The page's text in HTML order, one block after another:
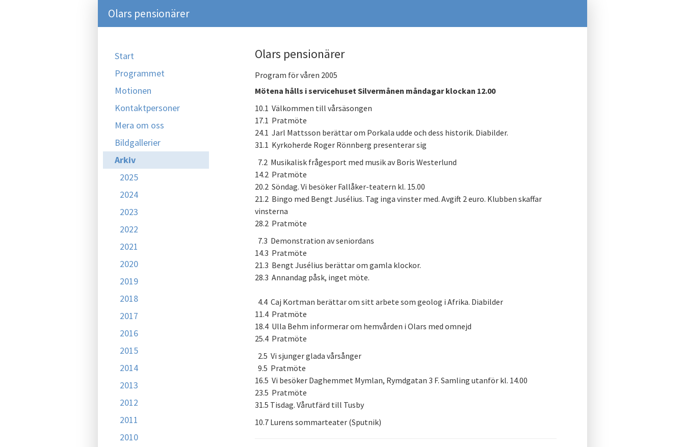
Olars pensionärer
Start
Programmet
Motionen
Kontaktpersoner
Mera om oss
Bildgallerier
Arkiv
2025
2024
2023
2022
2021
2020
2019
2018
2017
2016
2015
2014
2013
2012
2011
2010
Olars pensionärer
Program för våren 2005
Mötena hålls i servicehuset Silvermånen måndagar klockan 12.00
10.1 Välkommen till vårsäsongen
17.1 Pratmöte
24.1 Jarl Mattsson berättar om Porkala udde och dess historik. Diabilder.
31.1 Kyrkoherde Roger Rönnberg presenterar sig
7.2 Musikalisk frågesport med musik av Boris Westerlund
14.2 Pratmöte
20.2 Söndag. Vi besöker Fallåker-teatern kl. 15.00
21.2 Bingo med Bengt Jusélius. Tag inga vinster med. Avgift 2 euro. Klubben skaffar
vinsterna
28.2 Pratmöte
7.3 Demonstration av seniordans
14.3 Pratmöte
21.3 Bengt Jusélius berättar om gamla klockor.
28.3 Annandag påsk, inget möte.
4.4 Caj Kortman berättar om sitt arbete som geolog i Afrika. Diabilder
11.4 Pratmöte
18.4 Ulla Behm informerar om hemvården i Olars med omnejd
25.4 Pratmöte
2.5 Vi sjunger glada vårsånger
9.5 Pratmöte
16.5 Vi besöker Daghemmet Mymlan, Rymdgatan 3 F. Samling utanför kl. 14.00
23.5 Pratmöte
31.5 Tisdag. Vårutfärd till Tusby
10.7 Lurens sommarteater (Sputnik)